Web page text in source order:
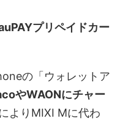
auPAYプリペイドカー
の「ウォレットア
やWAONにチャー
よりMIXI Mに代わ